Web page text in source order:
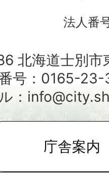
法人番
北海道士別市
号：0165-23-
：
庁舎案内